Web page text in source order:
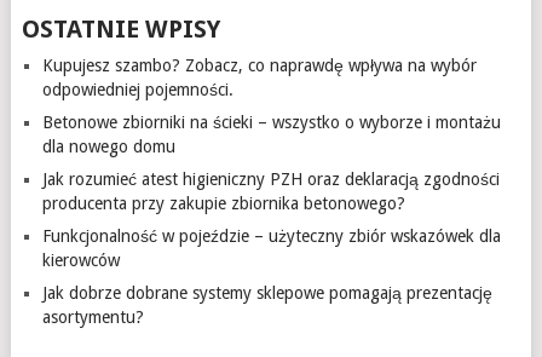
OSTATNIE WPISY
Kupujesz szambo? Zobacz, co naprawdę wpływa na wybór
odpowiedniej pojemności.
Betonowe zbiorniki na ścieki – wszystko o wyborze i montażu
dla nowego domu
Jak rozumieć atest higieniczny PZH oraz deklaracją zgodności
producenta przy zakupie zbiornika betonowego?
Funkcjonalność w pojeździe – użyteczny zbiór wskazówek dla
kierowców
Jak dobrze dobrane systemy sklepowe pomagają prezentację
asortymentu?